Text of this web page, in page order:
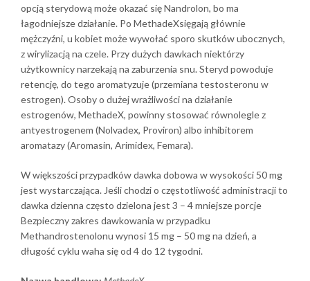
opcją sterydową może okazać się Nandrolon, bo ma
łagodniejsze działanie. Po MethadeXsięgają głównie
mężczyźni, u kobiet może wywołać sporo skutków ubocznych,
z wirylizacją na czele. Przy dużych dawkach niektórzy
użytkownicy narzekają na zaburzenia snu. Steryd powoduje
retencję, do tego aromatyzuje (przemiana testosteronu w
estrogen). Osoby o dużej wrażliwości na działanie
estrogenów, MethadeX, powinny stosować równolegle z
antyestrogenem (Nolvadex, Proviron) albo inhibitorem
aromatazy (Aromasin, Arimidex, Femara).
W większości przypadków dawka dobowa w wysokości 50 mg
jest wystarczająca. Jeśli chodzi o częstotliwość administracji to
dawka dzienna często dzielona jest 3 – 4 mniejsze porcje
Bezpieczny zakres dawkowania w przypadku
Methandrostenolonu wynosi 15 mg – 50 mg na dzień, a
długość cyklu waha się od 4 do 12 tygodni.